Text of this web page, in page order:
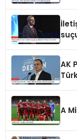
AK
A